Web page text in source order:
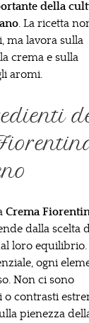
della
. La ricetta
ma lavora sulla
crema e sulla
aromi.
Crema
dalla scelta
loro
ogni
Non ci sono
contrasti
pienezza